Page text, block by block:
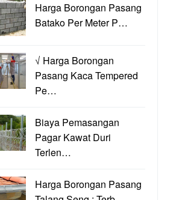
Harga Borongan Pasang
Batako Per Meter P…
√ Harga Borongan
Pasang Kaca Tempered
Pe…
Biaya Pemasangan
Pagar Kawat Duri
Terlen…
Harga Borongan Pasang